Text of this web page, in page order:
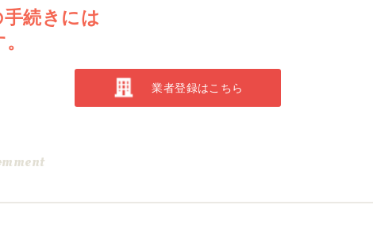
続きには
業者登録はこちら